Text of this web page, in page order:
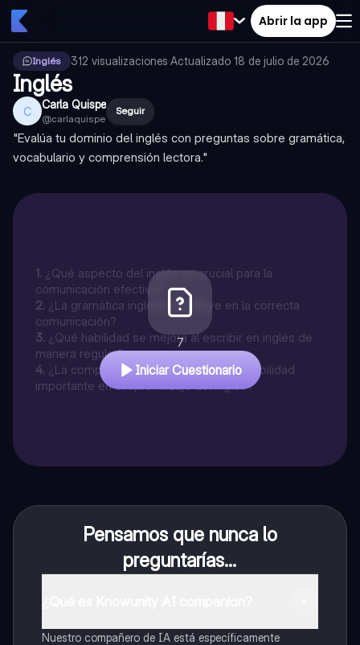
Abrir la app
Inglés 312 visualizaciones·Actualizado 18 de julio de 2026
Inglés
C Carla Quispe
@carlaquispe
Seguir
"Evalúa tu dominio del inglés con preguntas sobre gramática,
vocabulario y comprensión lectora."
1. ¿Qué aspecto del inglés es crucial para la
comunicación efectiva?
2. ¿La gramática inglesa no influye en la correcta
comunicación?
3. ¿Qué habilidad se mejora al escribir en inglés de
manera regular?
4. ¿La comprensión auditiva no es una habilidad
importante en el aprendizaje del inglés?
7
Iniciar Cuestionario
Pensamos que nunca lo
preguntarías...
Nuestro compañero de IA está específicamente